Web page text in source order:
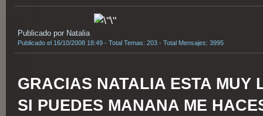
Publicado por Natalia
Publicado el 16/10/2008 18:49 - Total Temas: 203 - Total Mensajes: 3995
GRACIAS NATALIA ESTA MUY
SI PUEDES MANANA ME